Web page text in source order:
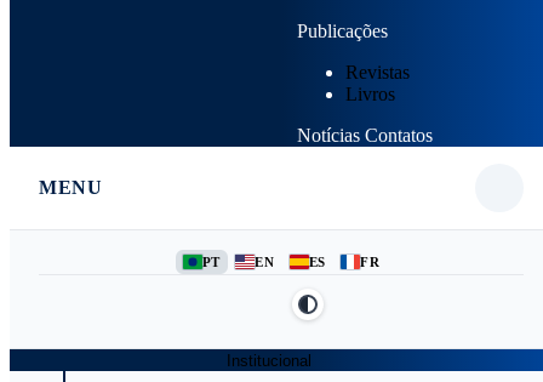
Publicações
Revistas
Livros
Notícias Contatos
MENU
PT EN ES FR
Institucional